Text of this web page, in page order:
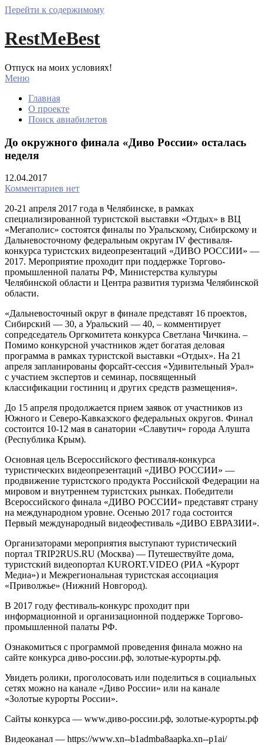
Перейти к содержимому
RestMeBest
Отпуск на моих условиях!
Меню
Главная
О проекте
Поиск авиабилетов
До окружного финала «Диво России» осталась
неделя
12.04.2017
Комментариев нет
20-21 апреля 2017 года в Челябинске, в рамках
специализированной туристской выставки «Отдых» в ВЦ
«Мегаполис» состоятся финалы по Уральскому, Сибирскому и
Дальневосточному федеральным округам IV фестиваля-
конкурса туристских видеопрезентаций «ДИВО РОССИИ» —
2017. Мероприятие проходит при поддержке Торгово-
промышленной палаты РФ, Министерства культуры
Челябинской области и Центра развития туризма Челябинской
области.
«Дальневосточный округ в финале представят 16 проектов,
Сибирский — 30, а Уральский — 40, – комментирует
сопредседатель Оргкомитета конкурса Светлана Чичкина. –
Помимо конкурсной участников ждет богатая деловая
программа в рамках туристской выставки «Отдых». На 21
апреля запланированы форсайт-сессия «Удивительный Урал»
с участием экспертов и семинар, посвященный
классификации гостиниц и других средств размещения».
До 15 апреля продолжается прием заявок от участников из
Южного и Северо-Кавказского федеральных округов. Финал
состоится 10-12 мая в санатории «Славутич» города Алушта
(Республика Крым).
Основная цель Всероссийского фестиваля-конкурса
туристических видеопрезентаций «ДИВО РОССИИ» —
продвижение туристского продукта Российской Федерации на
мировом и внутреннем туристских рынках. Победители
Всероссийского финала «ДИВО РОССИИ» представят страну
на международном уровне. Осенью 2017 года состоится
Первый международный видеофестиваль «ДИВО ЕВРАЗИИ».
Организаторами мероприятия выступают туристический
портал TRIP2RUS.RU (Москва) — Путешествуйте дома,
туристский видеопортал KURORT.VIDEO (РИА «Курорт
Медиа») и Межрегиональная туристская ассоциация
«Приволжье» (Нижний Новгород).
В 2017 году фестиваль-конкурс проходит при
информационной и организационной поддержке Торгово-
промышленной палаты РФ.
Ознакомиться с программой проведения финала можно на
сайте конкурса диво-россии.рф, золотые-курорты.рф.
Увидеть ролики, проголосовать или поделиться в социальных
сетях можно на канале «Диво России» или на канале
«Золотые курорты России».
Cайты конкурса — www.диво-россии.рф, золотые-курорты.рф
Видеоканал — https://www.xn--b1admba8aapka.xn--p1ai/